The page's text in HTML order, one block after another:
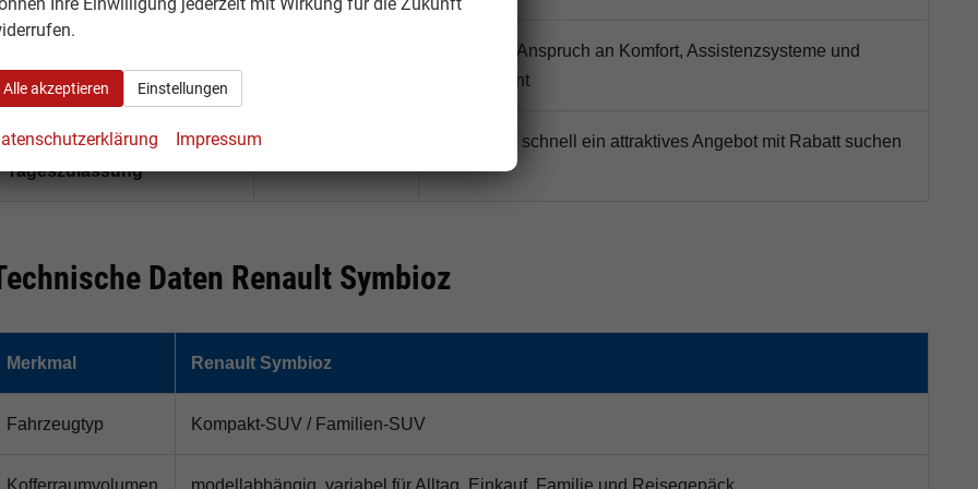
Käufer mit Anspruch an Komfort, Assistenzsysteme und
Infotainment
Renault Symbioz
Tageszulassung
Käufer, die schnell ein attraktives Angebot mit Rabatt suchen
Daten Renault Symbioz
Merkmal Renault Symbioz
Fahrzeugtyp Kompakt-SUV / Familien-SUV
Kofferraumvolumen modellabhängig, variabel für Alltag, Einkauf, Familie und Reisegepäck
Alle akzeptieren Einstellungen
Impressum